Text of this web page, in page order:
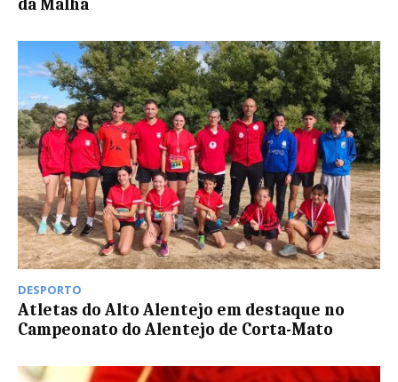
da Malha
DESPORTO
Atletas do Alto Alentejo em destaque no
Campeonato do Alentejo de Corta-Mato